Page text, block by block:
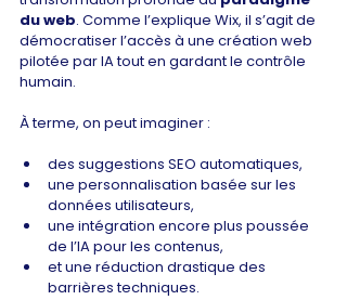
du web. Comme l’explique Wix, il s’agit de
démocratiser l’accès à une création web
pilotée par IA tout en gardant le contrôle
humain.
À terme, on peut imaginer :
des suggestions SEO automatiques,
une personnalisation basée sur les
données utilisateurs,
une intégration encore plus poussée
de l’IA pour les contenus,
et une réduction drastique des
barrières techniques.